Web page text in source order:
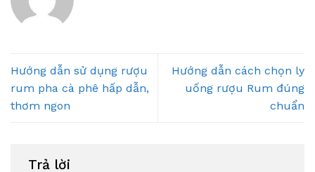
Hướng dẫn sử dụng rượu
rum pha cà phê hấp dẫn,
thơm ngon
Hướng dẫn cách chọn ly
uống rượu Rum đúng
chuẩn
Trả lời